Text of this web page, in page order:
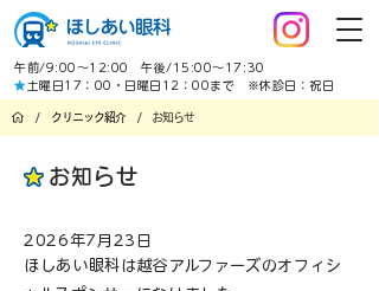
/ クリニック紹介 / お知らせ
午前/9:00～12:00 午後/15:00～17:30
★ 土曜日17：00・日曜日12：00まで ※休診日：祝日
お知らせ
2026年7月23日
ほしあい眼科は越谷アルファーズのオフィシ